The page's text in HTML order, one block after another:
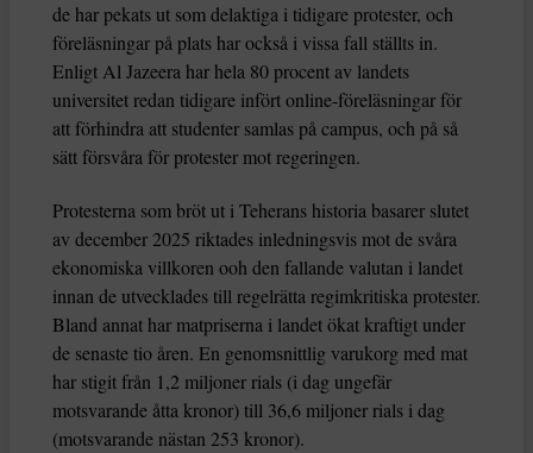
de har pekats ut som delaktiga i tidigare protester, och
föreläsningar på plats har också i vissa fall ställts in.
Enligt Al Jazeera har hela 80 procent av landets
universitet redan tidigare infört online-föreläsningar för
att förhindra att studenter samlas på campus, och på så
sätt försvåra för protester mot regeringen.
Protesterna som bröt ut i Teherans historia basarer slutet
av december 2025 riktades inledningsvis mot de svåra
ekonomiska villkoren ooh den fallande valutan i landet
innan de utvecklades till regelrätta regimkritiska protester.
Bland annat har matpriserna i landet ökat kraftigt under
de senaste tio åren. En genomsnittlig varukorg med mat
har stigit från 1,2 miljoner rials (i dag ungefär
motsvarande åtta kronor) till 36,6 miljoner rials i dag
(motsvarande nästan 253 kronor).